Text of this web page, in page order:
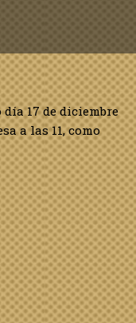
17 de diciembre
a las 11, como